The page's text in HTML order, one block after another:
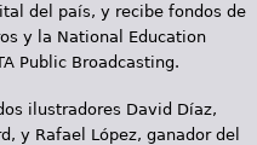
del país, y recibe fondos de
y la National Education
Public Broadcasting.
ilustradores David Díaz,
y Rafael López, ganador del